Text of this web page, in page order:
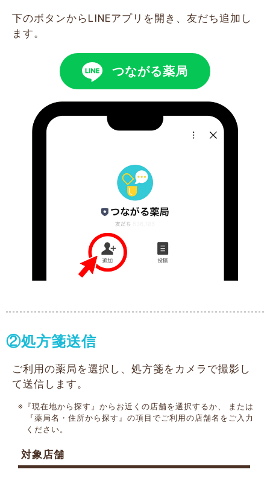
下のボタンからLINEアプリを開き、友だち追加し
ます。
つながる薬局
②処方箋送信
ご利用の薬局を選択し、処方箋をカメラで撮影し
て送信します。
※『現在地から探す』からお近くの店舗を選択するか、
または
『薬局名・住所から探す』の項目でご利用の店舗名をご入力
ください。
対象店舗